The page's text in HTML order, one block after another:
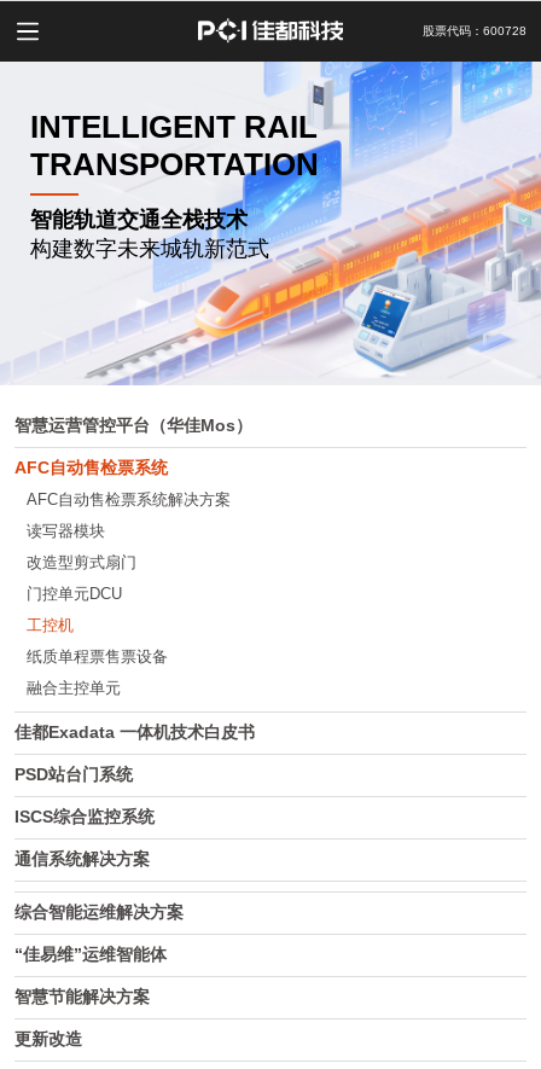
股票代码：600728
INTELLIGENT RAIL
TRANSPORTATION
智能轨道交通全栈技术
构建数字未来城轨新范式
智慧运营管控平台（华佳Mos）
AFC自动售检票系统
AFC自动售检票系统解决方案
读写器模块
改造型剪式扇门
门控单元DCU
工控机
纸质单程票售票设备
融合主控单元
佳都Exadata 一体机技术白皮书
PSD站台门系统
ISCS综合监控系统
通信系统解决方案
综合智能运维解决方案
“佳易维”运维智能体
智慧节能解决方案
更新改造